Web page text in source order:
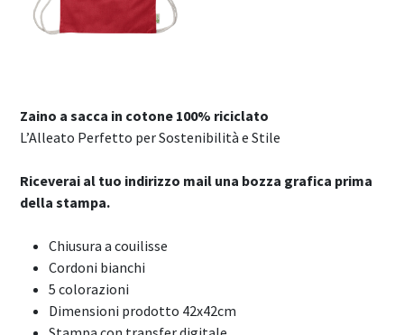
Zaino a sacca in cotone 100% riciclato
L’Alleato Perfetto per Sostenibilità e Stile
Riceverai al tuo indirizzo mail una bozza grafica prima
della stampa.
Chiusura a couilisse
Cordoni bianchi
5 colorazioni
Dimensioni prodotto 42x42cm